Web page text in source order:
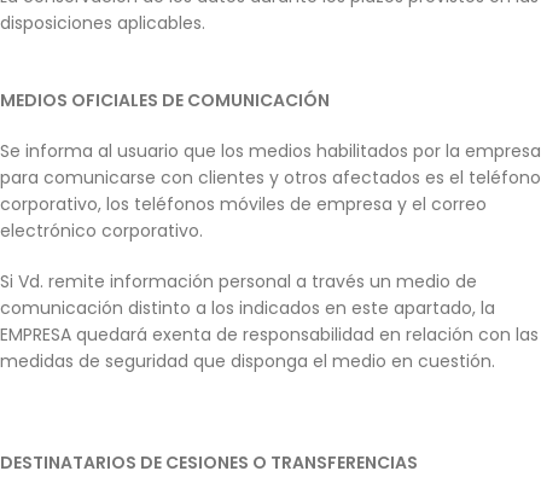
disposiciones aplicables.
MEDIOS OFICIALES DE COMUNICACIÓN
Se informa al usuario que los medios habilitados por la empresa
para comunicarse con clientes y otros afectados es el teléfono
corporativo, los teléfonos móviles de empresa y el correo
electrónico corporativo.
Si Vd. remite información personal a través un medio de
comunicación distinto a los indicados en este apartado, la
EMPRESA quedará exenta de responsabilidad en relación con las
medidas de seguridad que disponga el medio en cuestión.
DESTINATARIOS DE CESIONES O TRANSFERENCIAS